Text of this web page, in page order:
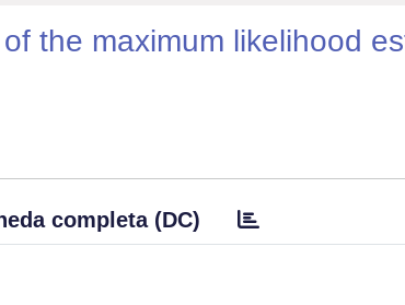
the maximum likelihood
completa (DC)